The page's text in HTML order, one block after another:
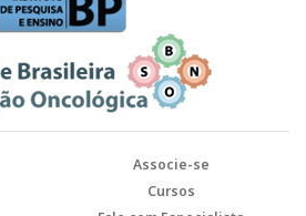
Associe-se
Cursos